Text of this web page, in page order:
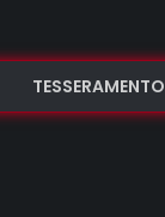
TESSERAMENTO